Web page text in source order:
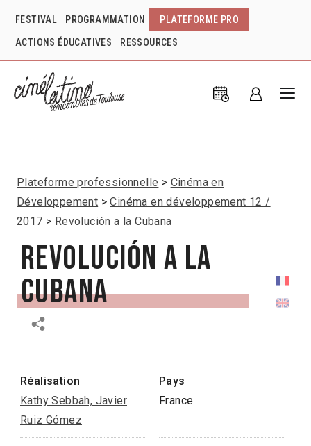
FESTIVAL PROGRAMMATION PLATEFORME PRO
ACTIONS ÉDUCATIVES RESSOURCES
Plateforme professionnelle
Cinéma en
Développement
Cinéma en développement 12 /
2017
Revolución a la Cubana
Revolución a la
Cubana
Réalisation
Kathy Sebbah, Javier
Ruiz Gómez
Pays
France